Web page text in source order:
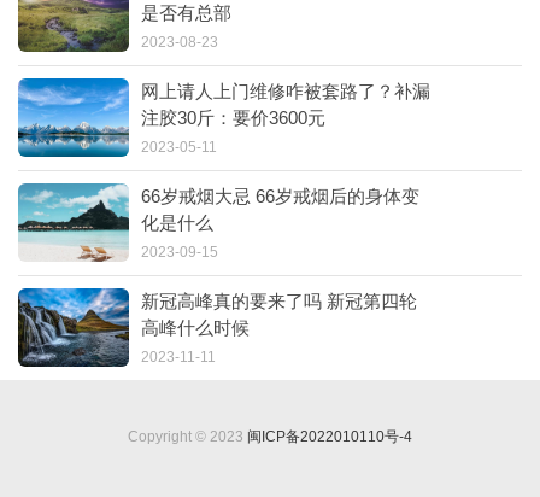
是否有总部
2023-08-23
网上请人上门维修咋被套路了？补漏
注胶30斤：要价3600元
2023-05-11
66岁戒烟大忌 66岁戒烟后的身体变
化是什么
2023-09-15
新冠高峰真的要来了吗 新冠第四轮
高峰什么时候
2023-11-11
Copyright © 2023 闽ICP备2022010110号-4